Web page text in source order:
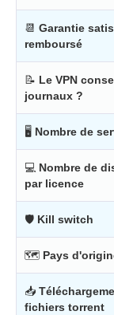
📆 Garantie
remboursé
📝 Le VPN
journaux ?
🖥 Nombre de
💻 Nombre de
par licence
🛡 Kill switch
🗺 Pays
📥
fichiers torrent